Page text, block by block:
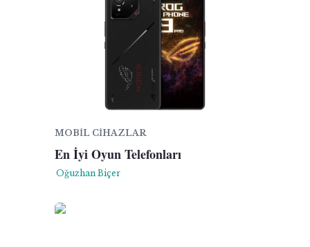
MOBIL CIHAZLAR
En İyi Oyun Telefonları
Oğuzhan Biçer